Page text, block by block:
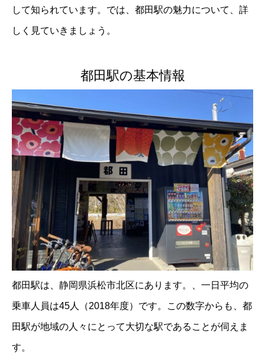
して知られています。では、都田駅の魅力について、詳
しく見ていきましょう。
都田駅の基本情報
都田駅は、静岡県浜松市北区にあります。、一日平均の
乗車人員は45人（2018年度）です。この数字からも、都
田駅が地域の人々にとって大切な駅であることが伺えま
す。